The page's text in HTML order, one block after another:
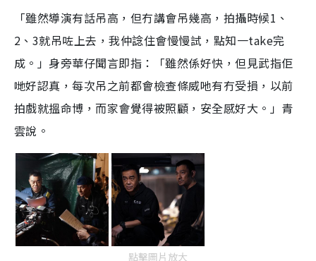
「雖然導演有話吊高，但冇講會吊幾高，拍攝時候1 、
2 、 3就吊咗上去，我仲諗住會慢慢試，點知一take完
成。」身旁華仔聞言即指：「雖然係好快，但見武指佢
哋好認真，每次吊之前都會檢查條威吔有冇受損，以前
拍戲就搵命博，而家會覺得被照顧，安全感好大。」青
雲說。
點擊圖片放大